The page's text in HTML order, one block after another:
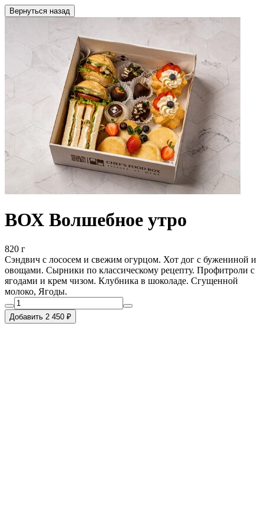
Вернуться назад
ВОХ Волшебное утро
820 г
Сэндвич с лососем и свежим огурцом. Хот дог с бужениной и
овощами. Сырники по классическому рецепту. Профитроли с
ягодами и крем чизом. Клубника в шоколаде. Сгущенной
молоко, Ягоды.
Добавить 2 450 ₽